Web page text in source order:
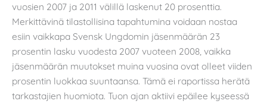
vuosien 2007 ja 2011 välillä laskenut 20 prosenttia.
Merkittävinä tilastollisina tapahtumina voidaan nostaa
esiin vaikkapa Svensk Ungdomin jäsenmäärän 23
prosentin lasku vuodesta 2007 vuoteen 2008, vaikka
jäsenmäärän muutokset muina vuosina ovat olleet viiden
prosentin luokkaa suuntaansa. Tämä ei raportissa herätä
tarkastajien huomiota. Tuon ajan aktiivi epäilee kyseessä